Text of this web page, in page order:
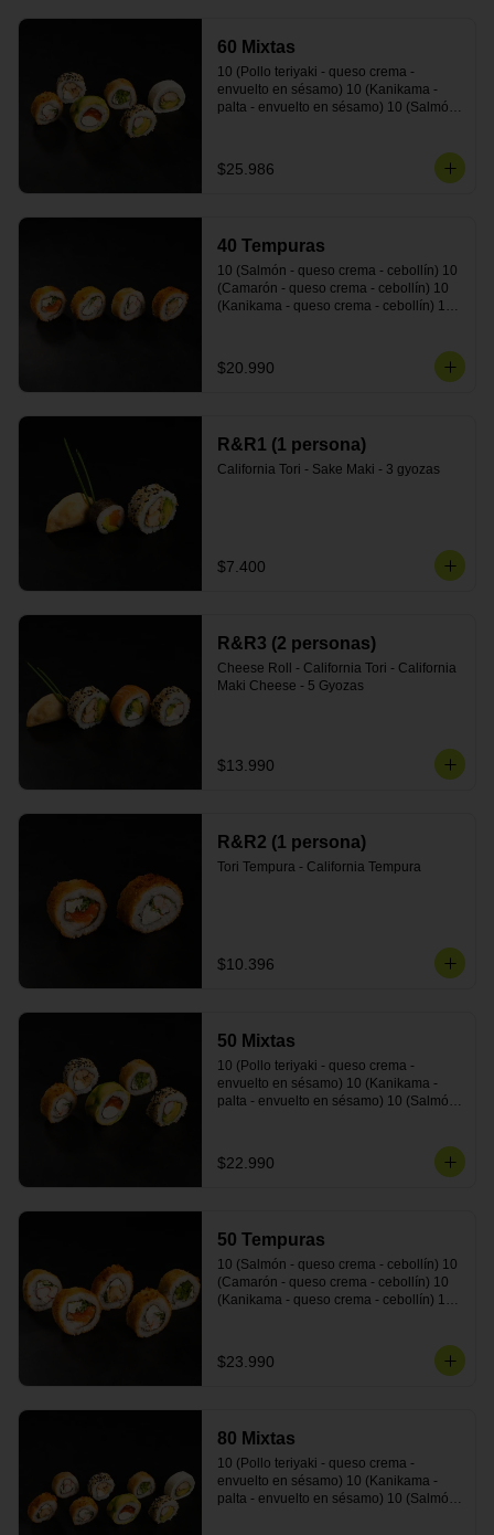
envuelto en masa tempura)
60 Mixtas
10 (Pollo teriyaki - queso crema -
envuelto en sésamo) 10 (Kanikama -
palta - envuelto en sésamo) 10 (Salmón
crema) 10 (Camarón - queso crema -
cebollín - envuelto en masa tempura) 10
$25.986
40 Tempuras
10 (Salmón - queso crema - cebollín) 10
(Camarón - queso crema - cebollín) 10
(Kanikama - queso crema - cebollín) 10
$20.990
R&R1 (1 persona)
California Tori - Sake Maki - 3 gyozas
$7.400
R&R3 (2 personas)
Cheese Roll - California Tori - California
Maki Cheese - 5 Gyozas
$13.990
R&R2 (1 persona)
Tori Tempura - California Tempura
$10.396
50 Mixtas
10 (Pollo teriyaki - queso crema -
envuelto en sésamo) 10 (Kanikama -
palta - envuelto en sésamo) 10 (Salmón
envuelto en masa tempura) 10
(Pimentón - queso crema - cebollín -
$22.990
50 Tempuras
10 (Salmón - queso crema - cebollín) 10
(Camarón - queso crema - cebollín) 10
(Kanikama - queso crema - cebollín) 10
$23.990
80 Mixtas
10 (Pollo teriyaki - queso crema -
envuelto en sésamo) 10 (Kanikama -
palta - envuelto en sésamo) 10 (Salmón